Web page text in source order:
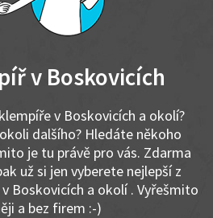
v Boskovicích
v Boskovicích a okolí?
dalšího? Hledáte někoho
je tu právě pro vás. Zdarma
už si jen vyberete nejlepší z
Boskovicích a okolí . Vyřešmito
a bez firem :-)